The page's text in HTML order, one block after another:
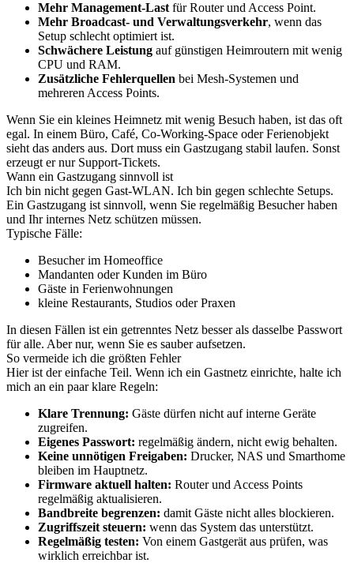
Mehr Management-Last für Router und Access Point.
Mehr Broadcast- und Verwaltungsverkehr, wenn das
Setup schlecht optimiert ist.
Schwächere Leistung auf günstigen Heimroutern mit wenig
CPU und RAM.
Zusätzliche Fehlerquellen bei Mesh-Systemen und
mehreren Access Points.
Wenn Sie ein kleines Heimnetz mit wenig Besuch haben, ist das oft
egal. In einem Büro, Café, Co-Working-Space oder Ferienobjekt
sieht das anders aus. Dort muss ein Gastzugang stabil laufen. Sonst
erzeugt er nur Support-Tickets.
Wann ein Gastzugang sinnvoll ist
Ich bin nicht gegen Gast-WLAN. Ich bin gegen schlechte Setups.
Ein Gastzugang ist sinnvoll, wenn Sie regelmäßig Besucher haben
und Ihr internes Netz schützen müssen.
Typische Fälle:
Besucher im Homeoffice
Mandanten oder Kunden im Büro
Gäste in Ferienwohnungen
kleine Restaurants, Studios oder Praxen
In diesen Fällen ist ein getrenntes Netz besser als dasselbe Passwort
für alle. Aber nur, wenn Sie es sauber aufsetzen.
So vermeide ich die größten Fehler
Hier ist der einfache Teil. Wenn ich ein Gastnetz einrichte, halte ich
mich an ein paar klare Regeln:
Klare Trennung: Gäste dürfen nicht auf interne Geräte
zugreifen.
Eigenes Passwort: regelmäßig ändern, nicht ewig behalten.
Keine unnötigen Freigaben: Drucker, NAS und Smarthome
bleiben im Hauptnetz.
Firmware aktuell halten: Router und Access Points
regelmäßig aktualisieren.
Bandbreite begrenzen: damit Gäste nicht alles blockieren.
Zugriffszeit steuern: wenn das System das unterstützt.
Regelmäßig testen: Von einem Gastgerät aus prüfen, was
wirklich erreichbar ist.